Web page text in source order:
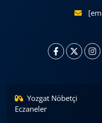
Yozgat Nöbetçi
Eczaneler